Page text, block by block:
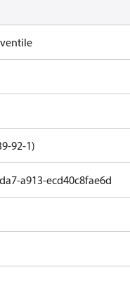
92-1)
a913-ecd40c8fae6d